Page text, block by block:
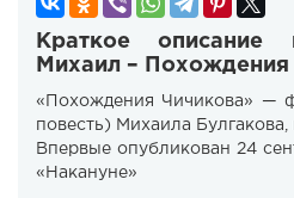
Краткое описание
Михаил –
«Похождения Чичикова» —
повесть) Михаила Булгакова,
Впервые опубликован 24
«Накануне»